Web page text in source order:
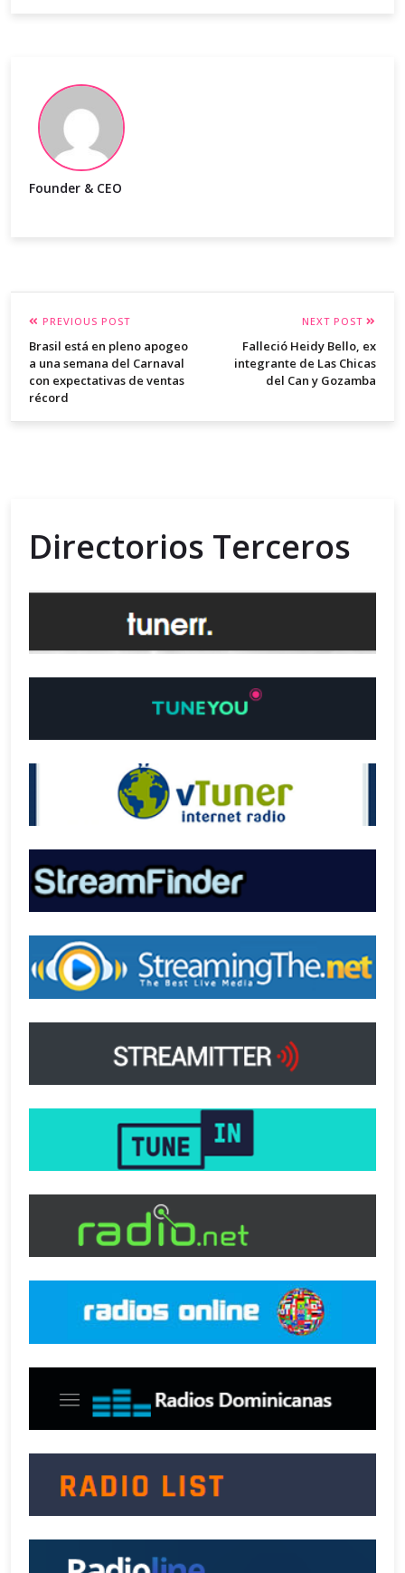
Founder & CEO
PREVIOUS POST
Brasil está en pleno apogeo
a una semana del Carnaval
con expectativas de ventas
récord
NEXT POST
Falleció Heidy Bello, ex
integrante de Las Chicas
del Can y Gozamba
Directorios Terceros